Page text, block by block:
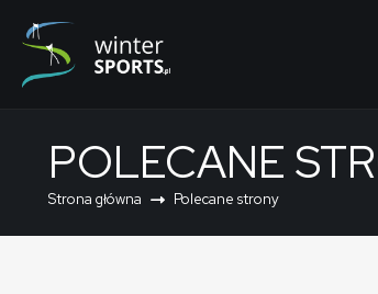
POLECANE
Strona główna Polecane strony